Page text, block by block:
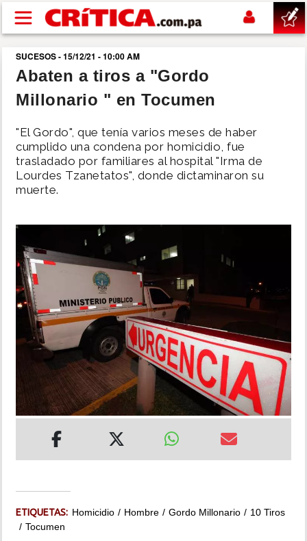
Pasar al contenido principal
buscar
SUCESOS
NACIONAL
POLÍTICA
DEPORTES
MUNDO
INSÓLITAS
MULTIMEDIA
IMPRESO
SUCESOS - 15/12/21 - 10:00 AM
Abaten a tiros a "Gordo
Millonario " en Tocumen
"El Gordo", que tenía varios meses de haber
cumplido una condena por homicidio, fue
trasladado por familiares al hospital "Irma de
Lourdes Tzanetatos", donde dictaminaron su
muerte.
ETIQUETAS: Homicidio Hombre Gordo Millonario
10 Tiros
Tocumen